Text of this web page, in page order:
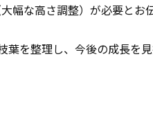
幅な高さ調整）が必要とお
葉を整理し、今後の成長を